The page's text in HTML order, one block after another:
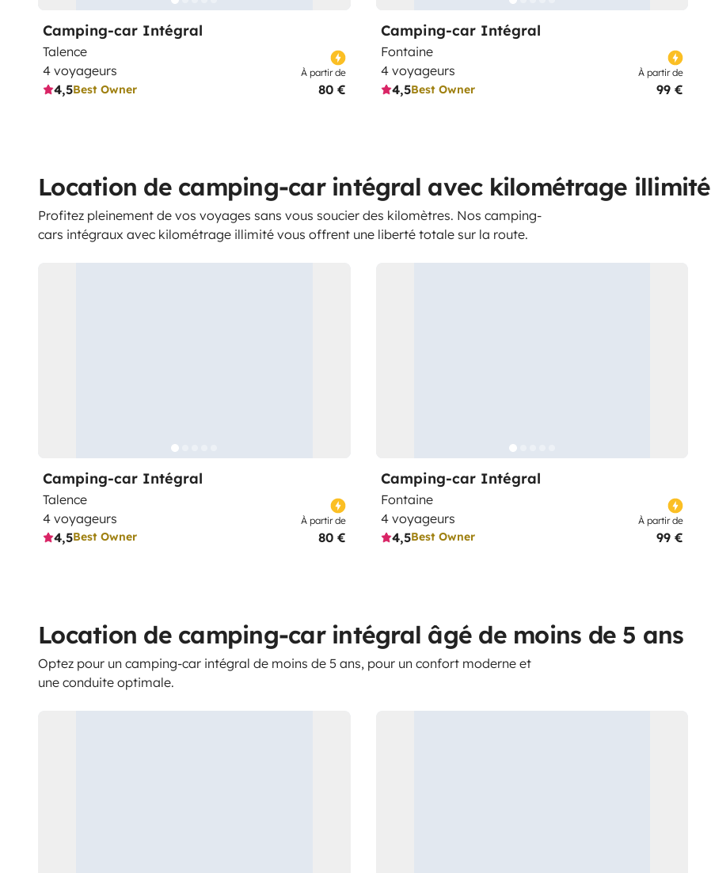
Camping-car Intégral
Talence
4 voyageurs
4,5Best Owner
À partir de
80 €
Camping-car Intégral
Fontaine
4 voyageurs
4,5Best Owner
À partir de
99 €
Location de camping-car intégral avec kilométrage illimité
Profitez pleinement de vos voyages sans vous soucier des kilomètres. Nos camping-
cars intégraux avec kilométrage illimité vous offrent une liberté totale sur la route.
Camping-car Intégral
Talence
4 voyageurs
4,5Best Owner
À partir de
80 €
Camping-car Intégral
Fontaine
4 voyageurs
4,5Best Owner
À partir de
99 €
Location de camping-car intégral âgé de moins de 5 ans
Optez pour un camping-car intégral de moins de 5 ans, pour un confort moderne et
une conduite optimale.